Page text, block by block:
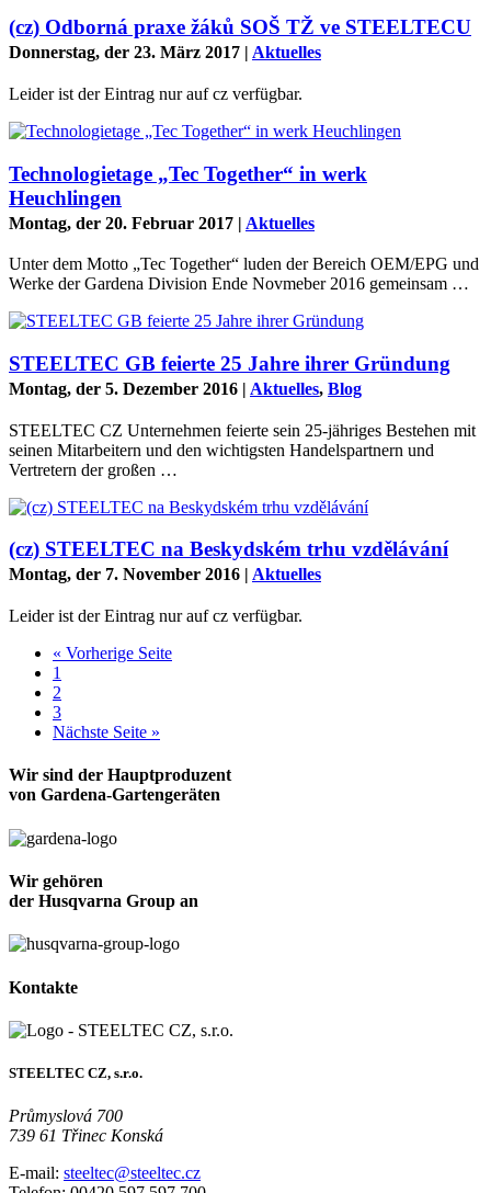
(cz) Odborná praxe žáků SOŠ TŽ ve STEELTECU
Donnerstag, der 23. März 2017 | Aktuelles
Leider ist der Eintrag nur auf cz verfügbar.
Technologietage „Tec Together“ in werk
Heuchlingen
Montag, der 20. Februar 2017 | Aktuelles
Unter dem Motto „Tec Together“ luden der Bereich OEM/EPG und
Werke der Gardena Division Ende Novmeber 2016 gemeinsam …
STEELTEC GB feierte 25 Jahre ihrer Gründung
Montag, der 5. Dezember 2016 | Aktuelles, Blog
STEELTEC CZ Unternehmen feierte sein 25-jähriges Bestehen mit
seinen Mitarbeitern und den wichtigsten Handelspartnern und
Vertretern der großen …
(cz) STEELTEC na Beskydském trhu vzdělávání
Montag, der 7. November 2016 Aktuelles
Leider ist der Eintrag nur auf cz verfügbar.
« Vorherige Seite
1
2
3
Nächste Seite »
Wir sind der Hauptproduzent
von Gardena-Gartengeräten
Wir gehören
der Husqvarna Group an
Kontakte
STEELTEC CZ, s.r.o.
Průmyslová 700
739 61 Třinec Konská
E-mail: steeltec@steeltec.cz